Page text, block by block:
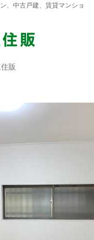
、中古戸建、賃貸マンショ
販